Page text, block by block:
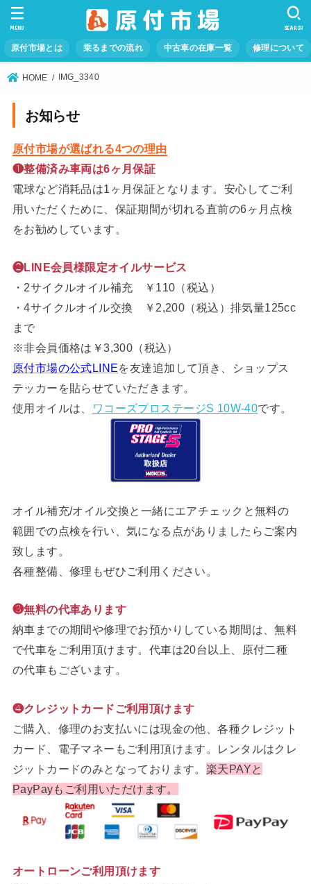
原付市場とは 乗るまでの流れ 中古車の在庫一覧 修理について
SEARCH
MENU
HOME IMG_3340
お知らせ
原付市場が選ばれる4つの理由
❶整備済み車両は6ヶ月保証
電球など消耗品は1ヶ月保証となります。安心してご利
用いただくために、保証期間が切れる直前の6ヶ月点検
をお勧めしています。
❷LINE会員様限定オイルサービス
・2サイクルオイル補充 ￥110（税込）
・4サイクルオイル交換 ￥2,200（税込）排気量125cc
まで
※非会員価格は￥3,300（税込）
原付市場の公式LINEを友達追加して頂き、ショップス
テッカーを貼らせていただきます。
使用オイルは、
ワコーズプロステージS 10W-40です。
オイル補充/オイル交換と一緒にエアチェックと無料の
範囲での点検を行い、気になる点がありましたらご案内
致します。
各種整備、修理もぜひご利用ください。
❸無料の代車あります
納車までの期間や修理でお預かりしている期間は、無料
で代車をご利用頂けます。代車は20台以上、原付二種
の代車もございます。
❹クレジットカードご利用頂けます
ご購入、修理のお支払いには現金の他、各種クレジット
カード、電子マネーもご利用頂けます。レンタルはクレ
ジットカードのみとなっております。 楽天PAYと
PayPayもご利用いただけます。
オートローンご利用頂けます